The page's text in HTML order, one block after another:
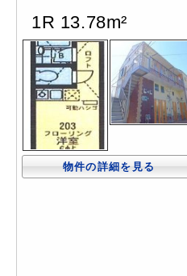
1R 13.78m²
物件の詳細を見る